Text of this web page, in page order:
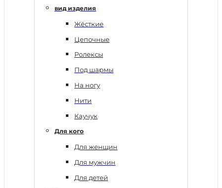
вид изделия
Жёсткие
Цепочные
Ролексы
Под шармы
На ногу
Нити
Каучук
Для кого
Для женщин
Для мужчин
Для детей